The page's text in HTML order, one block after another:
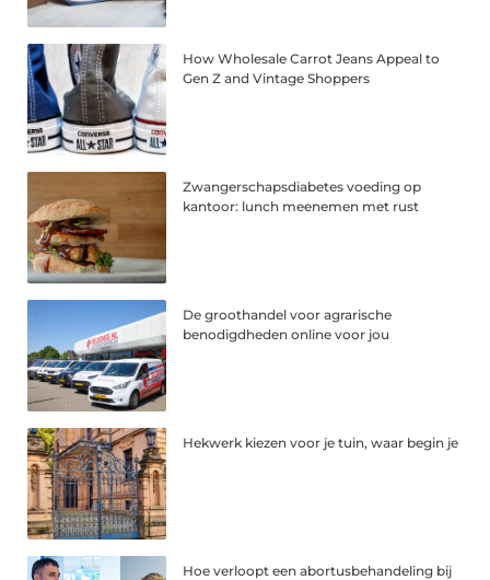
How Wholesale Carrot Jeans Appeal to
Gen Z and Vintage Shoppers
Zwangerschapsdiabetes voeding op
kantoor: lunch meenemen met rust
De groothandel voor agrarische
benodigdheden online voor jou
Hekwerk kiezen voor je tuin, waar begin je
Hoe verloopt een abortusbehandeling bij